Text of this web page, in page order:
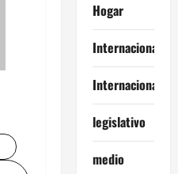
Hogar
Internacional
Internacionales
legislativo
medio